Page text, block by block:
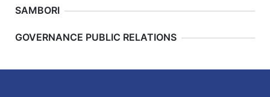
SAMBORI
Previous
GOVERNANCE PUBLIC RELATIONS